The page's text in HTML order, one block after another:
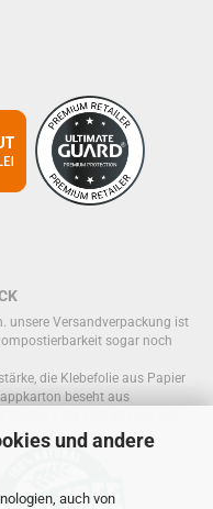
und andere
auch von
unsere Versandverpackung ist
sogar noch
die Klebefolie aus Papier
beseht aus